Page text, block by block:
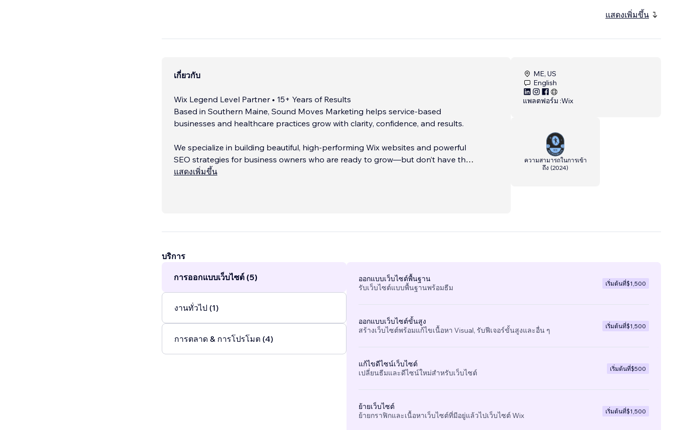
แสดงเพิ่มขึ้น
เกี่ยวกับ
Wix Legend Level Partner • 15+ Years of Results
Based in Southern Maine, Sound Moves Marketing helps service-based
businesses and healthcare practices grow with clarity, confidence, and results.
We specialize in building beautiful, high-performing Wix websites and powerful
SEO strategies for business owners who are ready to grow—but don’t have the
time, team, or in-house marketing expertise to do it alone.
optimization and ongoing marketing support, we make it easy to stay visible,
แสดงเพิ่มขึ้น
ME, US
English
แพลตฟอร์ม :Wix
ความสามารถในการเข้า
ถึง (2024)
บริการ
การออกแบบเว็บไซต์ (5)
งานทั่วไป (1)
การตลาด & การโปรโมต (4)
ออกแบบเว็บไซต์พื้นฐาน
รับเว็บไซต์แบบพื้นฐานพร้อมธีม
เริ่มต้นที่$1,500
ออกแบบเว็บไซต์ขั้นสูง
สร้างเว็บไซต์พร้อมแก้ไขเนื้อหา Visual, รับฟีเจอร์ขั้นสูงและอื่น ๆ
เริ่มต้นที่$1,500
แก้ไขดีไซน์เว็บไซต์
เปลี่ยนธีมและดีไซน์ใหม่สำหรับเว็บไซต์
เริ่มต้นที่$500
ย้ายเว็บไซต์
ย้ายกราฟิกและเนื้อหาเว็บไซต์ที่มีอยู่แล้วไปเว็บไซต์ Wix
เริ่มต้นที่$1,500